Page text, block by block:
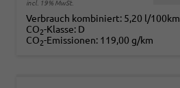
incl. 19% MwSt.
Verbrauch kombiniert: 5,20 l/100km
CO2-Klasse: D
CO2-Emissionen: 119,00 g/km